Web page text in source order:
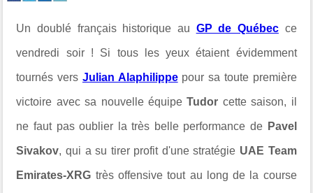
Un doublé français historique au GP de Québecce
vendredi soir ! Si tous les yeux étaient évidemment
tournés vers Julian Alaphilippe pour sa toute première
victoire avec sa nouvelle équipeTudor cette saison, il
ne faut pas oublier la très belle performance de Pavel
Sivakov, qui a su tirer profit d'une stratégie UAE Team
Emirates-XRG très offensive tout au long de la course